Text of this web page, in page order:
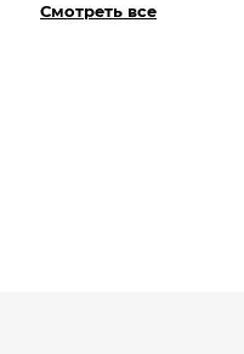
Смотреть все